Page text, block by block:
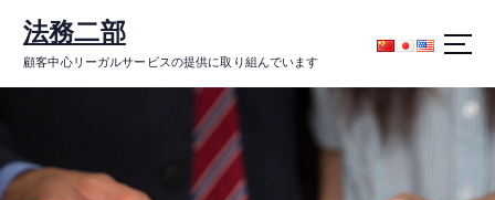
ン
ス
キ
法務二部
顧客中心リーガルサービスの提供に取り組んでいます